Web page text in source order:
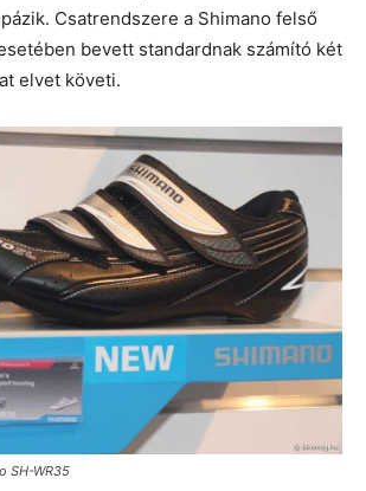
Csatrendszere a Shimano felső
bevett standardnak számító két
elvet követi.
SH-WR35